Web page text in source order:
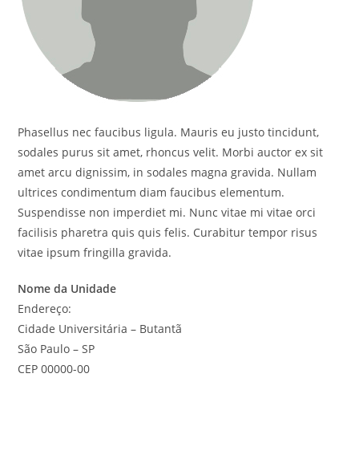
Phasellus nec faucibus ligula. Mauris eu justo tincidunt,
sodales purus sit amet, rhoncus velit. Morbi auctor ex sit
amet arcu dignissim, in sodales magna gravida. Nullam
ultrices condimentum diam faucibus elementum.
Suspendisse non imperdiet mi. Nunc vitae mi vitae orci
facilisis pharetra quis quis felis. Curabitur tempor risus
vitae ipsum fringilla gravida.
Nome da Unidade
Endereço:
Cidade Universitária – Butantã
São Paulo – SP
CEP 00000-00